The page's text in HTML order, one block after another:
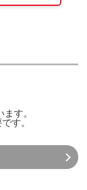
す。
す。